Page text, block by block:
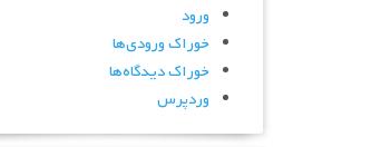
ورود
خوراک ورودی‌ها
خوراک دیدگاه‌ها
وردپرس